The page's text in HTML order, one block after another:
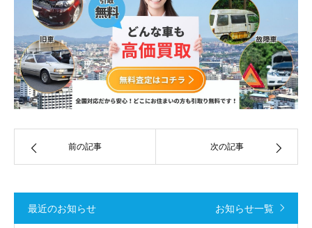
前の記事 次の記事
最近のお知らせ お知らせ一覧